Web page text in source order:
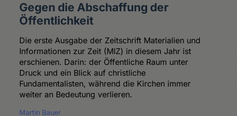
Gegen die Abschaffung der
Öffentlichkeit
Die erste Ausgabe der Zeitschrift Materialien und
Informationen zur Zeit (MIZ) in diesem Jahr ist
erschienen. Darin: der Öffentliche Raum unter
Druck und ein Blick auf christliche
Fundamentalisten, während die Kirchen immer
weiter an Bedeutung verlieren.
Martin Bauer